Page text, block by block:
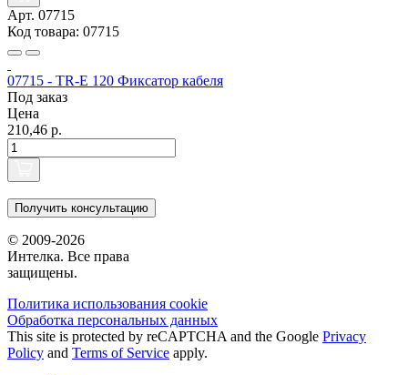
Арт. 07715
Код товара: 07715
07715 - TR-E 120 Фиксатор кабеля
Под заказ
Цена
210,46 р.
Получить консультацию
© 2009-2026
Интелка. Все права
защищены.
Политика использования сookie
Обработка персональных данных
This site is protected by reCAPTCHA and the Google Privacy
Policy and Terms of Service apply.